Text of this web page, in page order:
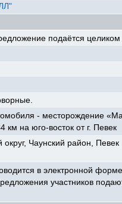
подаётся целиком
- месторождение
км на юго-восток от г. Певек
округ, Чаунский район, Певек
в электронной
участников